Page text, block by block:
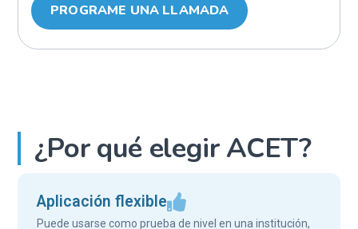
PROGRAME UNA LLAMADA
¿Por qué elegir ACET?
Aplicación flexible
Puede usarse como prueba de nivel en una institución,